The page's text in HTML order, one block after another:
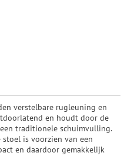
verstelbare rugleuning en
en houdt door de
traditionele schuimvulling.
is voorzien van een
en daardoor gemakkelijk